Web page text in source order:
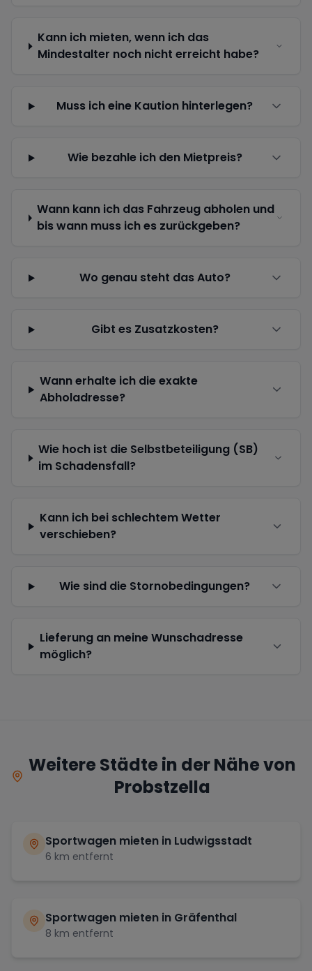
Kann ich mieten, wenn ich das
Mindestalter noch nicht erreicht habe?
Muss ich eine Kaution hinterlegen?
Wie bezahle ich den Mietpreis?
Wann kann ich das Fahrzeug abholen und
bis wann muss ich es zurückgeben?
Wo genau steht das Auto?
Gibt es Zusatzkosten?
Wann erhalte ich die exakte
Abholadresse?
Wie hoch ist die Selbstbeteiligung (SB)
im Schadensfall?
Kann ich bei schlechtem Wetter
verschieben?
Wie sind die Stornobedingungen?
Lieferung an meine Wunschadresse
möglich?
Weitere Städte in der Nähe von
Probstzella
Sportwagen mieten in Ludwigsstadt
6 km entfernt
Sportwagen mieten in Gräfenthal
8 km entfernt